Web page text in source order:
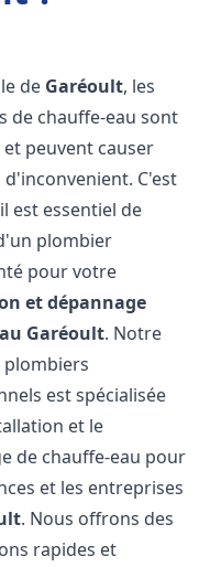
de Garéoult, les
de chauffe-eau sont
peuvent causer
C'est
est essentiel de
plombier
pour votre
et dépannage
Garéoult. Notre
plombiers
est spécialisée
et le
de chauffe-eau pour
et les entreprises
. Nous offrons des
rapides et